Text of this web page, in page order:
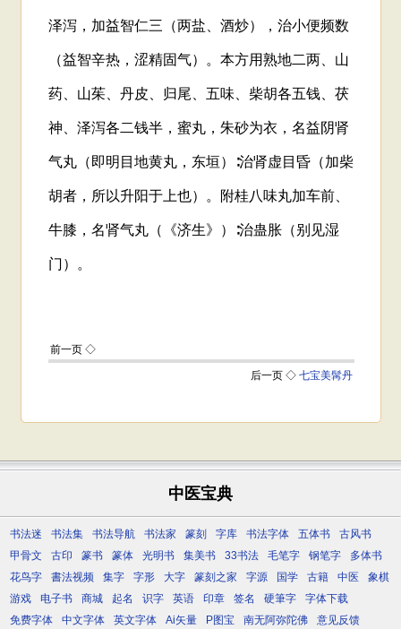
中医宝典
书法迷 书法集 书法导航 书法家 篆刻 字库 书法字体 五体书
古风书
甲骨文
古印 篆书 篆体 光明书 集美书 33书法 毛笔字 钢笔字
多体书
花鸟字
書法视频 集字 字形 大字 篆刻之家 字源 国学 古籍 中医
象棋
游戏
电子书 商城 起名 识字 英语 印章 签名 硬筆字
字体下载
免费字体
中文字体 英文字体 Ai矢量 P图宝 南无阿弥陀佛
意见反馈